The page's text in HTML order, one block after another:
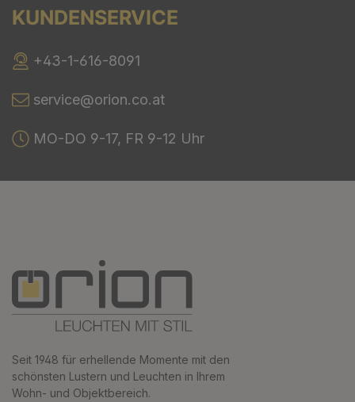
KUNDENSERVICE
+43-1-616-8091
service@orion.co.at
MO-DO 9-17, FR 9-12 Uhr
Seit 1948 für erhellende Momente mit den
schönsten Lustern und Leuchten in Ihrem
Wohn- und Objektbereich.